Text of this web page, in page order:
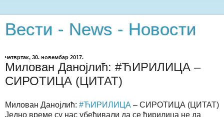
Вести - News - Новости
четвртак, 30. новембар 2017.
Милован Данојлић: #ЋИРИЛИЦА –
СИРОТИЦА (ЦИТАТ)
Милован Данојлић: #ЋИРИЛИЦА – СИРОТИЦА (ЦИТАТ)
Једно време су нас убеђивали да се ћирилица не да